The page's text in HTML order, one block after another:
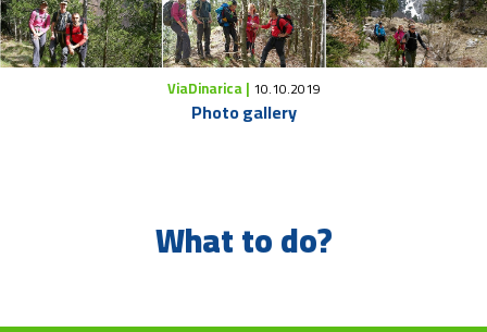
ViaDinarica | 10.10.2019
Photo gallery
What to do?